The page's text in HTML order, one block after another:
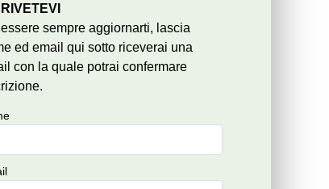
sempre aggiornarti, lascia
ed email qui sotto riceverai una
con la quale potrai confermare